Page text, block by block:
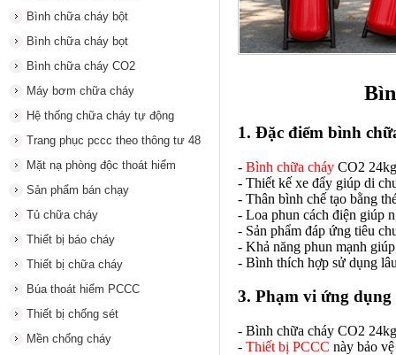
Bình chữa cháy bột
Bình chữa cháy bọt
Bình chữa cháy CO2
Máy bơm chữa cháy
Hệ thống chữa cháy tự động
Trang phục pccc theo thông tư 48
Mặt nạ phòng độc thoát hiểm
Sản phẩm bán chạy
Tủ chữa cháy
Thiết bị báo cháy
Thiết bị chữa cháy
Búa thoát hiểm PCCC
Thiết bị chống sét
Mền chống cháy
1. Đặc điểm bình
- Bình chữa cháy CO2
- Thiết kế xe đẩy giúp di
- Thân bình chế tạo bằng
- Loa phun cách điện giúp
- Sản phẩm đáp ứng tiêu
- Khả năng phun mạnh
- Bình thích hợp sử dụng
3. Phạm vi ứng dụng
- Bình chữa cháy CO2
- Thiết bị PCCC này bảo